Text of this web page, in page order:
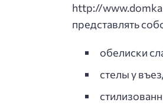
http://
представлять
обелиски
стелы у